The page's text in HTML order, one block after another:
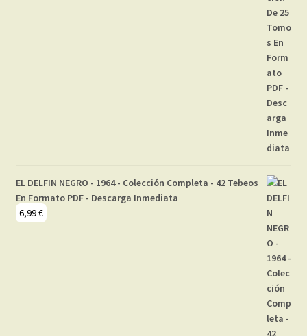
EL DELFIN NEGRO - 1964 - Colección Completa - 42 Tebeos
En Formato PDF - Descarga Inmediata
6,99€